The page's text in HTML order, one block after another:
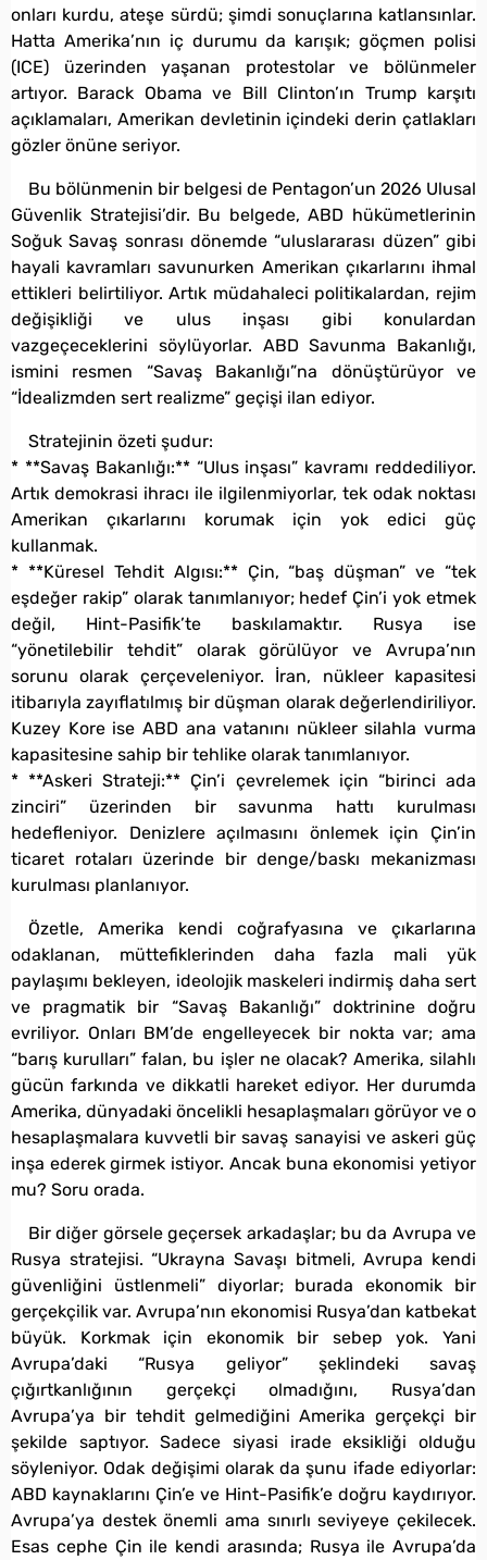
onları kurdu, ateşe sürdü; şimdi sonuçlarına katlansınlar.
Hatta Amerika’nın iç durumu da karışık; göçmen polisi
(ICE) üzerinden yaşanan protestolar ve bölünmeler
artıyor. Barack Obama ve Bill Clinton’ın Trump karşıtı
açıklamaları, Amerikan devletinin içindeki derin çatlakları
gözler önüne seriyor.
Bu bölünmenin bir belgesi de Pentagon’un 2026 Ulusal
Güvenlik Stratejisi’dir. Bu belgede, ABD hükümetlerinin
Soğuk Savaş sonrası dönemde “uluslararası düzen” gibi
hayali kavramları savunurken Amerikan çıkarlarını ihmal
ettikleri belirtiliyor. Artık müdahaleci politikalardan, rejim
değişikliği ve ulus inşası gibi konulardan
vazgeçeceklerini söylüyorlar. ABD Savunma Bakanlığı,
ismini resmen “Savaş Bakanlığı”na dönüştürüyor ve
“İdealizmden sert realizme” geçişi ilan ediyor.
Stratejinin özeti şudur:
* **Savaş Bakanlığı:** “Ulus inşası” kavramı reddediliyor.
Artık demokrasi ihracı ile ilgilenmiyorlar, tek odak noktası
Amerikan çıkarlarını korumak için yok edici güç
kullanmak.
* **Küresel Tehdit Algısı:** Çin, “baş düşman” ve “tek
eşdeğer rakip” olarak tanımlanıyor; hedef Çin’i yok etmek
değil, Hint-Pasifik’te baskılamaktır. Rusya ise
“yönetilebilir tehdit” olarak görülüyor ve Avrupa’nın
sorunu olarak çerçeveleniyor. İran, nükleer kapasitesi
itibarıyla zayıflatılmış bir düşman olarak değerlendiriliyor.
Kuzey Kore ise ABD ana vatanını nükleer silahla vurma
kapasitesine sahip bir tehlike olarak tanımlanıyor.
* **Askeri Strateji:** Çin’i çevrelemek için “birinci ada
zinciri” üzerinden bir savunma hattı kurulması
hedefleniyor. Denizlere açılmasını önlemek için Çin’in
ticaret rotaları üzerinde bir denge/baskı mekanizması
kurulması planlanıyor.
Özetle, Amerika kendi coğrafyasına ve çıkarlarına
odaklanan, müttefiklerinden daha fazla mali yük
paylaşımı bekleyen, ideolojik maskeleri indirmiş daha sert
ve pragmatik bir “Savaş Bakanlığı” doktrinine doğru
evriliyor. Onları BM’de engelleyecek bir nokta var; ama
“barış kurulları” falan, bu işler ne olacak? Amerika, silahlı
gücün farkında ve dikkatli hareket ediyor. Her durumda
Amerika, dünyadaki öncelikli hesaplaşmaları görüyor ve o
hesaplaşmalara kuvvetli bir savaş sanayisi ve askeri güç
inşa ederek girmek istiyor. Ancak buna ekonomisi yetiyor
mu? Soru orada.
Bir diğer görsele geçersek arkadaşlar; bu da Avrupa ve
Rusya stratejisi. “Ukrayna Savaşı bitmeli, Avrupa kendi
güvenliğini üstlenmeli” diyorlar; burada ekonomik bir
gerçekçilik var. Avrupa’nın ekonomisi Rusya’dan katbekat
büyük. Korkmak için ekonomik bir sebep yok. Yani
Avrupa’daki “Rusya geliyor” şeklindeki savaş
çığırtkanlığının gerçekçi olmadığını, Rusya’dan
Avrupa’ya bir tehdit gelmediğini Amerika gerçekçi bir
şekilde saptıyor. Sadece siyasi irade eksikliği olduğu
söyleniyor. Odak değişimi olarak da şunu ifade ediyorlar:
ABD kaynaklarını Çin’e ve Hint-Pasifik’e doğru kaydırıyor.
Avrupa’ya destek önemli ama sınırlı seviyeye çekilecek.
Esas cephe Çin ile kendi arasında; Rusya ile Avrupa’da